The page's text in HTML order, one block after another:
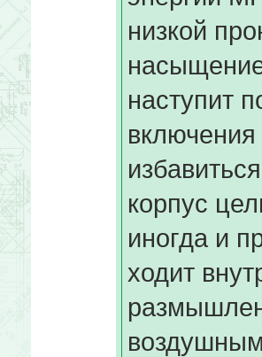
низкой
наступит
корпус
иногда и
ходит